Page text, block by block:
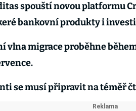
spouští novou platformu
bankovní produkty i
vlna migrace proběhne
se musí připravit na téměř